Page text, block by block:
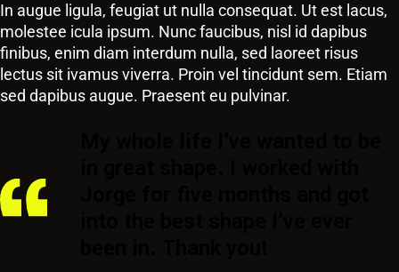
In augue ligula, feugiat ut nulla consequat. Ut est lacus,
molestee icula ipsum. Nunc faucibus, nisl id dapibus
finibus, enim diam interdum nulla, sed laoreet risus
lectus sit ivamus viverra. Proin vel tincidunt sem. Etiam
sed dapibus augue. Praesent eu pulvinar.